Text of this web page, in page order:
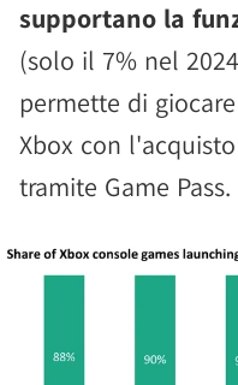
supportano la
(solo il 7% nel
permette di
Xbox con
tramite Game Pass.